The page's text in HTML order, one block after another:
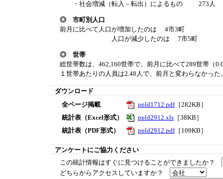
・社会増減（転入－転出）によるもの 273人
◎ 市町別人口
前月に比べて人口が増加したのは 4市3町
人口が減少したのは 7市5町
◎ 世帯
総世帯数は、462,160世帯で、前月に比べて289世帯（
１世帯あたりの人員は2.48人で、前月と変わらなかった
ダウンロード
全ページ掲載
ppld1712.pdf［282KB］
統計表（Excel形式）
ppld2912.xls ［38KB］
統計表（PDF形式）
ppld2912.pdf［109KB］
アンケートにご協力ください
この統計情報はすぐに見つけることができましたか？
どちらからアクセスしていますか？